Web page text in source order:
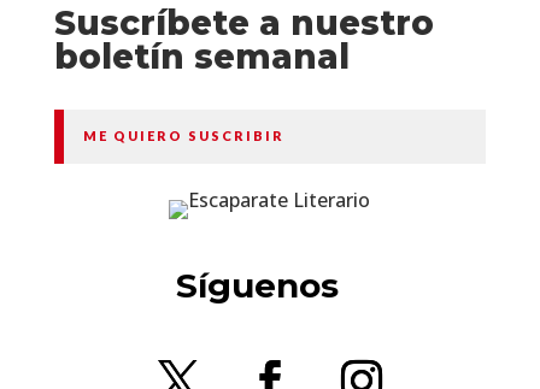
Suscríbete a nuestro
boletín semanal
ME QUIERO SUSCRIBIR
Síguenos